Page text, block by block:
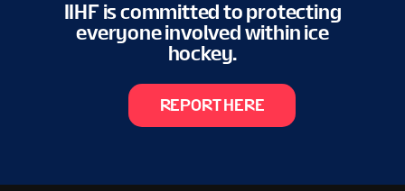
IIHF is committed to protecting
everyone involved within ice
hockey.
REPORT HERE